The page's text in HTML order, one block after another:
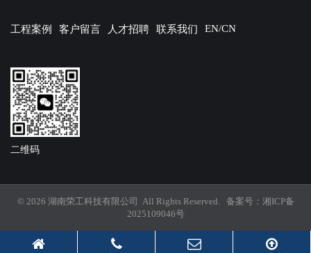
工程案例 客户留言 人才招聘 联系我们 EN/CN
二维码
© 2026 湖南荣工科技有限公司 All Rights Reserved. 备案号： 湘ICP备
2025109046号